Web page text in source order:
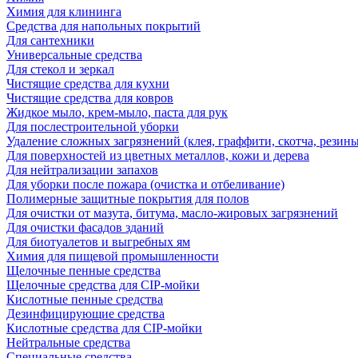
Химия для клининга
Средства для напольных покрытий
Для сантехники
Универсальные средства
Для стекол и зеркал
Чистящие средства для кухни
Чистящие средства для ковров
Жидкое мыло, крем-мыло, паста для рук
Для послестроительной уборки
Удаление сложных загрязнений (клея, граффити, скотча,
Для поверхностей из цветных металлов, кожи и дерева
Для нейтрализации запахов
Для уборки после пожара (очистка и отбеливание)
Полимерные защитные покрытия для полов
Для очистки от мазута, битума, масло-жировых загрязнений
Для очистки фасадов зданий
Для биотуалетов и выгребных ям
Химия для пищевой промышленности
Щелочные пенные средства
Щелочные средства для CIP-мойки
Кислотные пенные средства
Дезинфицирующие средства
Кислотные средства для CIP-мойки
Нейтральные средства